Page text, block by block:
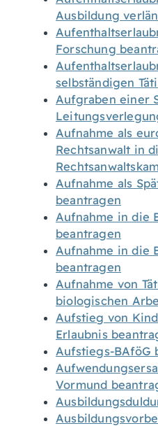
Ausbildung
Forschung
selbständigen
Aufgraben einer
Aufnahme als
Rechtsanwalt in
Aufnahme als
beantragen
Aufnahme in die
beantragen
Aufnahme in die
beantragen
Aufnahme von
biologischen
Aufstieg von
Erlaubnis
Aufstiegs-BAföG
Vormund